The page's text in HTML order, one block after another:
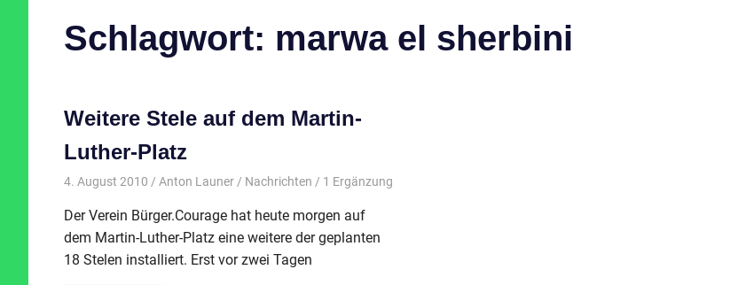
Schlagwort: marwa el sherbini
Weitere Stele auf dem Martin-
Luther-Platz
4. August 2010 Anton Launer Nachrichten / 1 Ergänzung
Der Verein Bürger.Courage hat heute morgen auf
dem Martin-Luther-Platz eine weitere der geplanten
18 Stelen installiert. Erst vor zwei Tagen